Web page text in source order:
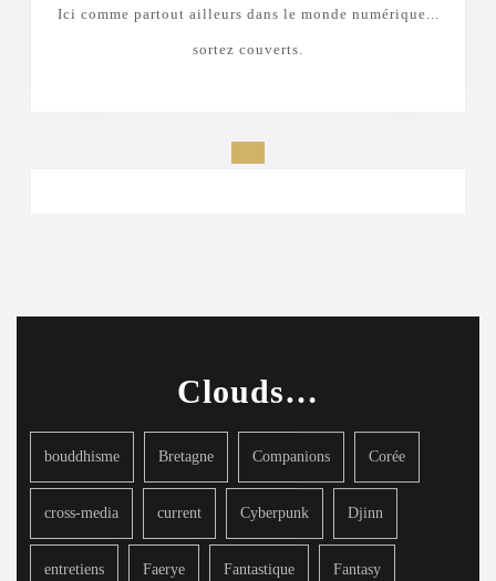
Ici comme partout ailleurs dans le monde numérique...
sortez couverts.
Clouds…
bouddhisme Bretagne Companions Corée
cross-media current Cyberpunk Djinn
entretiens Faerye Fantastique Fantasy